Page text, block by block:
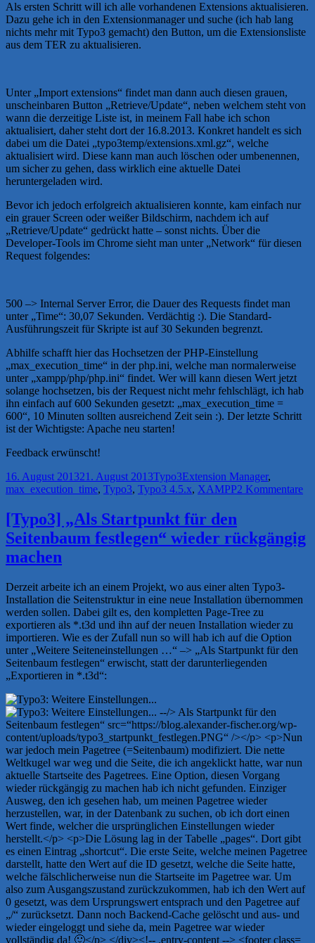
Als ersten Schritt will ich alle vorhandenen Extensions aktualisieren.
Dazu gehe ich in den Extensionmanager und suche (ich hab lang
nichts mehr mit Typo3 gemacht) den Button, um die Extensionsliste
aus dem TER zu aktualisieren.
Unter „Import extensions“ findet man dann auch diesen grauen,
unscheinbaren Button „Retrieve/Update“, neben welchem steht von
wann die derzeitige Liste ist, in meinem Fall habe ich schon
aktualisiert, daher steht dort der 16.8.2013. Konkret handelt es sich
dabei um die Datei „typo3temp/extensions.xml.gz“, welche
aktualisiert wird. Diese kann man auch löschen oder umbenennen,
um sicher zu gehen, dass wirklich eine aktuelle Datei
heruntergeladen wird.
Bevor ich jedoch erfolgreich aktualisieren konnte, kam einfach nur
ein grauer Screen oder weißer Bildschirm, nachdem ich auf
„Retrieve/Update“ gedrückt hatte – sonst nichts. Über die
Developer-Tools im Chrome sieht man unter „Network“ für diesen
Request folgendes:
500 –> Internal Server Error, die Dauer des Requests findet man
unter „Time“: 30,07 Sekunden. Verdächtig :). Die Standard-
Ausführungszeit für Skripte ist auf 30 Sekunden begrenzt.
Abhilfe schafft hier das Hochsetzen der PHP-Einstellung
„max_execution_time“ in der php.ini, welche man normalerweise
unter „xampp/php/php.ini“ findet. Wer will kann diesen Wert jetzt
solange hochsetzen, bis der Request nicht mehr fehlschlägt, ich hab
ihn einfach auf 600 Sekunden gesetzt: „max_execution_time =
600“, 10 Minuten sollten ausreichend Zeit sein :). Der letzte Schritt
ist der Wichtigste: Apache neu starten!
Feedback erwünscht!
Veröffentlicht
am
16. August 201321. August 2013Kategorien
Typo3Schlagwörter
Extension Manager,
max_execution_time, Typo3, Typo3 4.5.x, XAMPP2 Kommentarezu
an
[Typo3] „Als Startpunkt für den
Seitenbaum festlegen“ wieder rückgängig
machen
Derzeit arbeite ich an einem Projekt, wo aus einer alten Typo3-
Installation die Seitenstruktur in eine neue Installation übernommen
werden sollen. Dabei gilt es, den kompletten Page-Tree zu
exportieren als *.t3d und ihn auf der neuen Installation wieder zu
importieren. Wie es der Zufall nun so will hab ich auf die Option
unter „Weitere Seiteneinstellungen …“ –> „Als Startpunkt für den
Seitenbaum festlegen“ erwischt, statt der darunterliegenden
„Exportieren in *.t3d“: